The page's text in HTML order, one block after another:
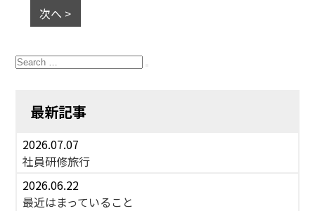
次へ >
Search
for:
最新記事
2026.07.07
社員研修旅行
2026.06.22
最近はまっていること